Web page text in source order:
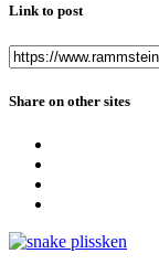
Link to post
Share on other sites